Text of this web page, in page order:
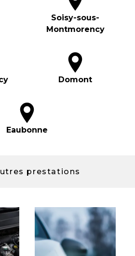
Soisy-sous-
Montmorency
Domont
Eaubonne
prestations